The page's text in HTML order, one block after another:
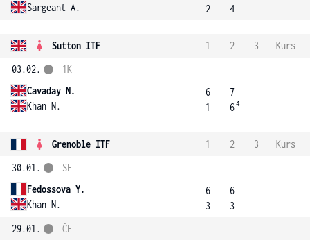
Sargeant A.
2
4
Sutton ITF 1 2 3
Kurs
03.02.
Cavaday N.
Khan N.
1K
6
1
7
64
Grenoble ITF 1 2 3
Kurs
30.01.
Fedossova Y.
Khan N.
SF
6
3
6
3
29.01.
ČF